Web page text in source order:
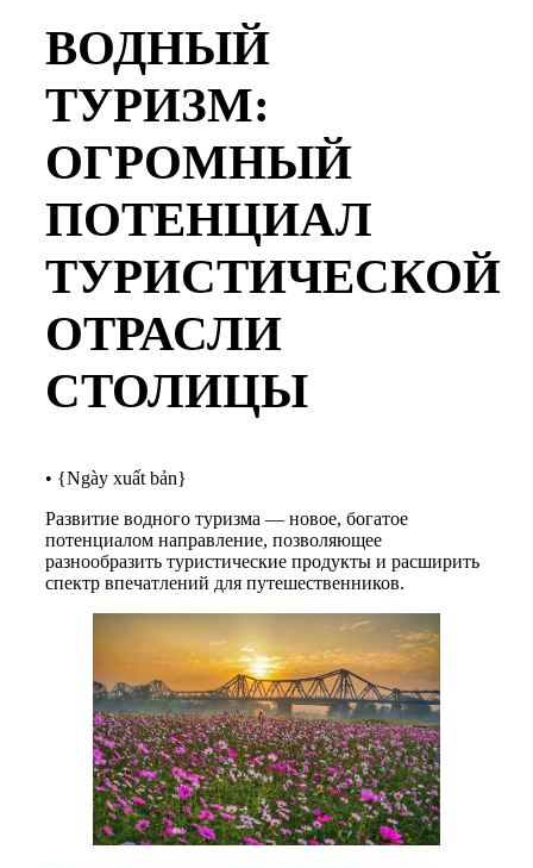
ВОДНЫЙ
ТУРИЗМ:
ОГРОМНЫЙ
ПОТЕНЦИАЛ
ТУРИСТИЧЕСКОЙ
ОТРАСЛИ
СТОЛИЦЫ
• {Ngày xuất bản}
Развитие водного туризма — новое, богатое
потенциалом направление, позволяющее
разнообразить туристические продукты и расширить
спектр впечатлений для путешественников.